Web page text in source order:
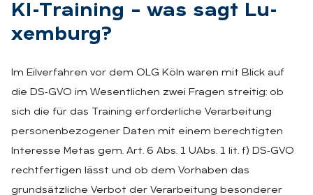
KI-Trai­ning – was sagt Lu­
xem­burg?
Im Eilverfahren vor dem OLG Köln waren mit Blick auf
die DS‑GVO im Wesentlichen zwei Fragen streitig: ob
sich die für das Training erforderliche Verarbeitung
personenbezogener Daten mit einem berechtigten
Interesse Metas gem. Art. 6 Abs. 1 UAbs. 1 lit. f) DS‑GVO
rechtfertigen lässt und ob dem Vorhaben das
grundsätzliche Verbot der Verarbeitung besonderer